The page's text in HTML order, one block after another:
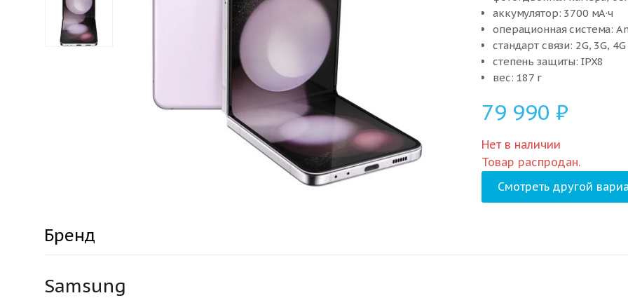
аккумулятор: 3700 мА·ч
операционная система:
стандарт связи: 2G, 3G, 4G
степень защиты: IPX8
вес: 187 г
79 990 ₽
Нет в наличии
Товар распродан.
Смотреть другой
Бренд
Samsung